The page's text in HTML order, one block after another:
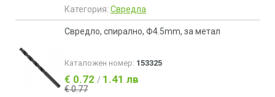
Категория: Свредла
Свредло, спирално, Ф4.5mm, за метал
Каталожен номер: 153325
€ 0.72 / 1.41 лв
€ 0.77